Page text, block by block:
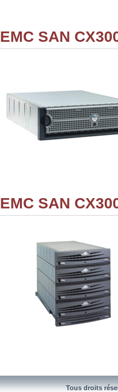
EMC SAN
EMC SAN
Tous droits